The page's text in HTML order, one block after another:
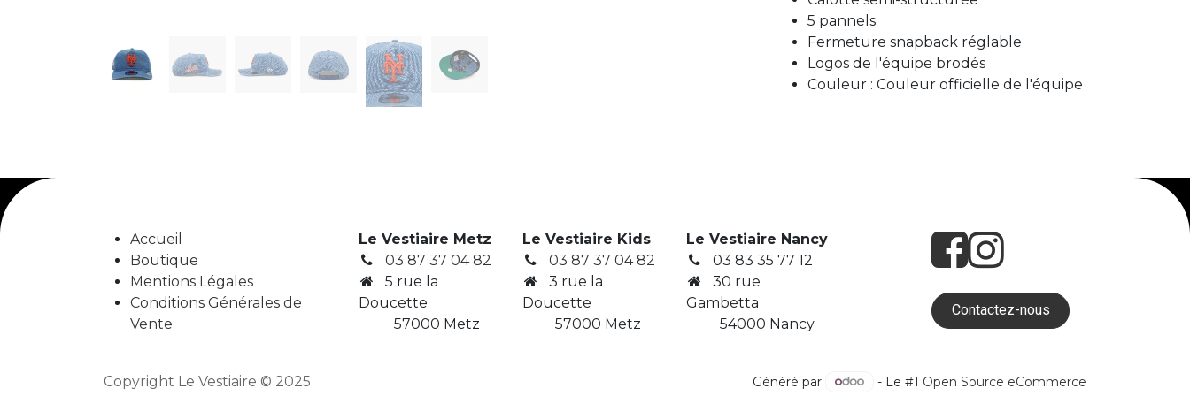
5 pannels
Fermeture snapback réglable
Logos de l'équipe brodés
Couleur : Couleur officielle de l'équipe
Accueil
Boutique
Mentions Légales
Conditions Générales de
Vente
Le Vestiaire Metz
03 87 37 04 82
5 rue la
Doucette
57000 Metz
Le Vestiaire Kids
03 87 37 04 82
3 rue la
Doucette
​ 57000 Metz
Le Vestiaire Nancy
03 83 35 77 12
30 rue
Gambetta
​ 54000 Nancy
Contactez-nous
Copyright Le Vestiaire © 2025 Généré par - Le #1 Open Source eCommerce